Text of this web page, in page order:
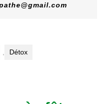
Détox